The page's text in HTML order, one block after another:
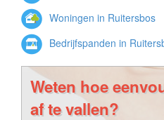
Woningen in Ruitersbos
Bedrijfspanden in
Weten hoe
af te vallen?